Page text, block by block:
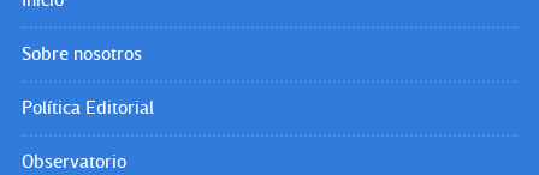
Sobre nosotros
Política Editorial
Observatorio